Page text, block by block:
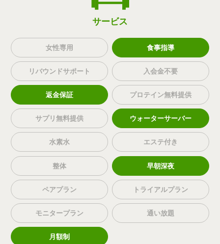
サービス
女性専用 食事指導
リバウンドサポート 入会金不要
返金保証 プロテイン無料提供
サプリ無料提供 ウォーターサーバー
水素水 エステ付き
整体 早朝深夜
ペアプラン トライアルプラン
モニタープラン 通い放題
月額制